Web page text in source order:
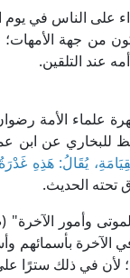
على الناس في
من جهة الأمهات؛
عند التلقين.
علماء الأمة
للبخاري عن ابن
يُقَالُ: هَذِهِ
تحته الحديث.
698-699، ط. دار المنهاج):
بأسمائهم
لأن في ذلك سترًا